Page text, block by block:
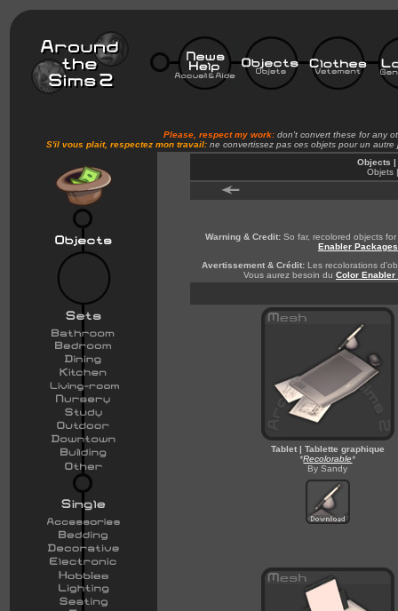
Please, respect my work:don't convert these for any
S'il vous plait, respectez mon travail:ne convertissez pas ces objets pour un
Objects
Objets
Warning & Credit: So far, recolored objects
Enabler Packages
Avertissement & Crédit: Les recolorations
Vous aurez besoin du Color Enabler
Tablet | Tablette graphique
*Recolorable*
By Sandy